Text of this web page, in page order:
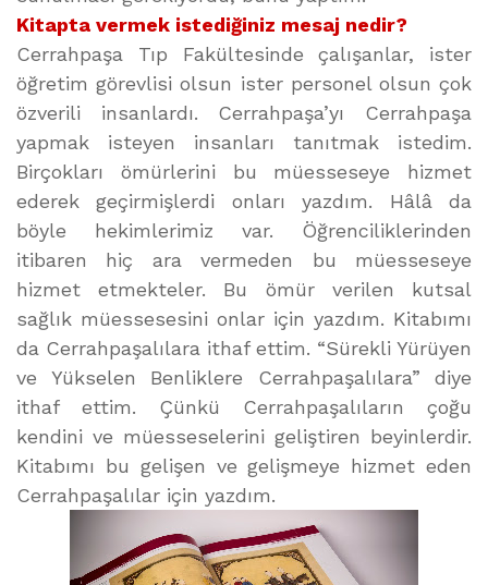
Kitapta vermek istediğiniz mesaj nedir?
Cerrahpaşa Tıp Fakültesinde çalışanlar, ister
öğretim görevlisi olsun ister personel olsun çok
özverili insanlardı. Cerrahpaşa’yı Cerrahpaşa
yapmak isteyen insanları tanıtmak istedim.
Birçokları ömürlerini bu müesseseye hizmet
ederek geçirmişlerdi onları yazdım. Hâlâ da
böyle hekimlerimiz var. Öğrenciliklerinden
itibaren hiç ara vermeden bu müesseseye
hizmet etmekteler. Bu ömür verilen kutsal
sağlık müessesesini onlar için yazdım. Kitabımı
da Cerrahpaşalılara ithaf ettim. “Sürekli Yürüyen
ve Yükselen Benliklere Cerrahpaşalılara” diye
ithaf ettim. Çünkü Cerrahpaşalıların çoğu
kendini ve müesseselerini geliştiren beyinlerdir.
Kitabımı bu gelişen ve gelişmeye hizmet eden
Cerrahpaşalılar için yazdım.